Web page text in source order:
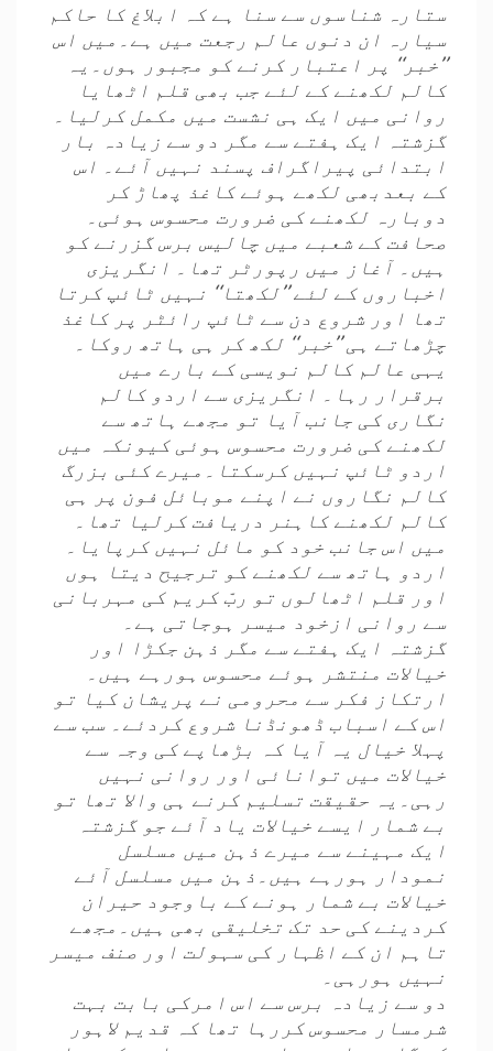
ستارہ شناسوں سے سنا ہے کہ ابلاغ کا حاکم
سیارہ ان دنوں عالم رجعت میں ہے۔میں اس
’’خبر‘‘ پر اعتبار کرنے کو مجبور ہوں۔یہ
کالم لکھنے کے لئے جب بھی قلم اٹھایا
روانی میں ایک ہی نشست میں مکمل کرلیا۔
گزشتہ ایک ہفتے سے مگر دو سے زیادہ بار
ابتدائی پیراگراف پسند نہیں آئے۔ اس
کے بعدبھی لکھے ہوئے کاغذ پھاڑ کر
دوبارہ لکھنے کی ضرورت محسوس ہوئی۔
صحافت کے شعبے میں چالیس برس گزرنے کو
ہیں۔ آغاز میں رپورٹر تھا۔ انگریزی
اخباروں کے لئے ’’لکھتا‘‘ نہیں ٹائپ کرتا
تھا اور شروع دن سے ٹائپ رائٹر پر کاغذ
چڑھاتے ہی ’’خبر‘‘ لکھ کر ہی ہاتھ روکا۔
یہی عالم کالم نویسی کے بارے میں
برقرار رہا۔ انگریزی سے اردو کالم
نگاری کی جانب آیا تو مجھے ہاتھ سے
لکھنے کی ضرورت محسوس ہوئی کیونکہ میں
اردو ٹائپ نہیں کرسکتا۔میرے کئی بزرگ
کالم نگاروں نے اپنے موبائل فون پر ہی
کالم لکھنے کاہنر دریافت کرلیا تھا۔
میں اس جانب خود کو مائل نہیں کرپایا۔
اردو ہاتھ سے لکھنے کو ترجیح دیتا ہوں
اور قلم اٹھالوں تو ربّ کریم کی مہربانی
سے روانی ازخود میسر ہوجاتی ہے۔
گزشتہ ایک ہفتے سے مگر ذہن جکڑا اور
خیالات منتشر ہوئے محسوس ہورہے ہیں۔
ارتکاز فکر سے محرومی نے پریشان کیا تو
اس کے اسباب ڈھونڈنا شروع کردئے۔ سب سے
پہلا خیال یہ آیا کہ بڑھاپے کی وجہ سے
خیالات میں توانائی اور روانی نہیں
رہی۔یہ حقیقت تسلیم کرنے ہی والا تھا تو
بے شمار ایسے خیالات یاد آئے جو گزشتہ
ایک مہینے سے میرے ذہن میں مسلسل
نمودار ہورہے ہیں۔ذہن میں مسلسل آئے
خیالات بے شمار ہونے کے باوجود حیران
کردینے کی حد تک تخلیقی بھی ہیں۔مجھے
تاہم ان کے اظہار کی سہولت اور صنف میسر
نہیں ہورہی۔
دو سے زیادہ برس سے اس امرکی بابت بہت
شرمسار محسوس کررہا تھا کہ قدیم لاہور